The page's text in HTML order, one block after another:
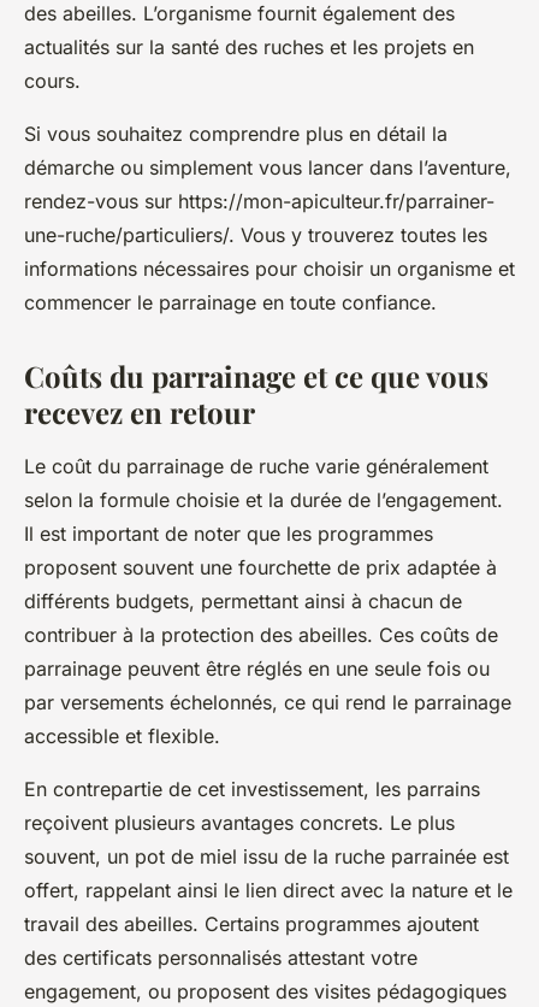
des abeilles. L’organisme fournit également des
actualités sur la santé des ruches et les projets en
cours.
Si vous souhaitez comprendre plus en détail la
démarche ou simplement vous lancer dans l’aventure,
rendez-vous sur https://mon-apiculteur.fr/parrainer-
une-ruche/particuliers/. Vous y trouverez toutes les
informations nécessaires pour choisir un organisme et
commencer le parrainage en toute confiance.
Coûts du parrainage et ce que vous
recevez en retour
Le coût du parrainage de ruche varie généralement
selon la formule choisie et la durée de l’engagement.
Il est important de noter que les programmes
proposent souvent une fourchette de prix adaptée à
différents budgets, permettant ainsi à chacun de
contribuer à la protection des abeilles. Ces coûts de
parrainage peuvent être réglés en une seule fois ou
par versements échelonnés, ce qui rend le parrainage
accessible et flexible.
En contrepartie de cet investissement, les parrains
reçoivent plusieurs avantages concrets. Le plus
souvent, un pot de miel issu de la ruche parrainée est
offert, rappelant ainsi le lien direct avec la nature et le
travail des abeilles. Certains programmes ajoutent
des certificats personnalisés attestant votre
engagement, ou proposent des visites pédagogiques